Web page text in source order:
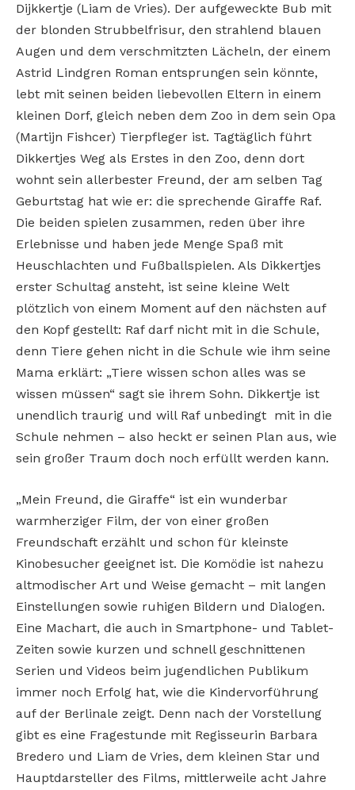
Dijkkertje (Liam de Vries). Der aufgeweckte Bub mit
der blonden Strubbelfrisur, den strahlend blauen
Augen und dem verschmitzten Lächeln, der einem
Astrid Lindgren Roman entsprungen sein könnte,
lebt mit seinen beiden liebevollen Eltern in einem
kleinen Dorf, gleich neben dem Zoo in dem sein Opa
(Martijn Fishcer) Tierpfleger ist. Tagtäglich führt
Dikkertjes Weg als Erstes in den Zoo, denn dort
wohnt sein allerbester Freund, der am selben Tag
Geburtstag hat wie er: die sprechende Giraffe Raf.
Die beiden spielen zusammen, reden über ihre
Erlebnisse und haben jede Menge Spaß mit
Heuschlachten und Fußballspielen. Als Dikkertjes
erster Schultag ansteht, ist seine kleine Welt
plötzlich von einem Moment auf den nächsten auf
den Kopf gestellt: Raf darf nicht mit in die Schule,
denn Tiere gehen nicht in die Schule wie ihm seine
Mama erklärt: „Tiere wissen schon alles was se
wissen müssen“ sagt sie ihrem Sohn. Dikkertje ist
unendlich traurig und will Raf unbedingt mit in die
Schule nehmen – also heckt er seinen Plan aus, wie
sein großer Traum doch noch erfüllt werden kann.
„Mein Freund, die Giraffe“ ist ein wunderbar
warmherziger Film, der von einer großen
Freundschaft erzählt und schon für kleinste
Kinobesucher geeignet ist. Die Komödie ist nahezu
altmodischer Art und Weise gemacht – mit langen
Einstellungen sowie ruhigen Bildern und Dialogen.
Eine Machart, die auch in Smartphone- und Tablet-
Zeiten sowie kurzen und schnell geschnittenen
Serien und Videos beim jugendlichen Publikum
immer noch Erfolg hat, wie die Kindervorführung
auf der Berlinale zeigt. Denn nach der Vorstellung
gibt es eine Fragestunde mit Regisseurin Barbara
Bredero und Liam de Vries, dem kleinen Star und
Hauptdarsteller des Films, mittlerweile acht Jahre